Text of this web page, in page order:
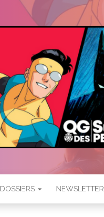
DOSSIERS NEWSLETTER